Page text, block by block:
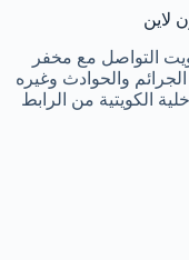
لاين
التواصل مع مخفر
والحوادث وغيره
الكويتية من الرابط